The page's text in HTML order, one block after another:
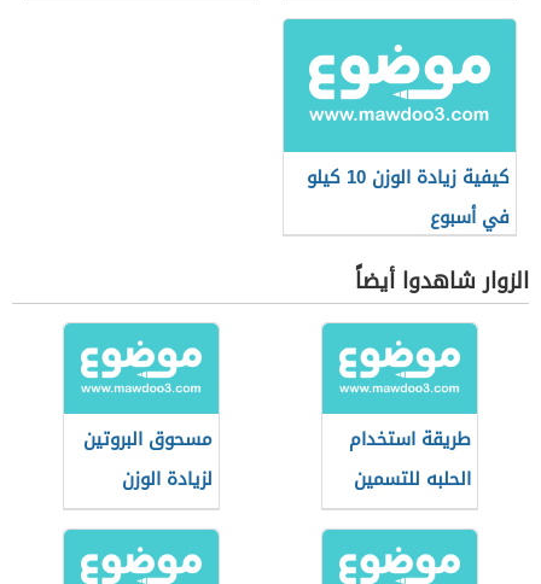
كيفية زيادة الوزن 10 كيلو
في أسبوع
الزوار شاهدوا أيضاً
طريقة استخدام
الحلبه للتسمين
مسحوق البروتين
لزيادة الوزن